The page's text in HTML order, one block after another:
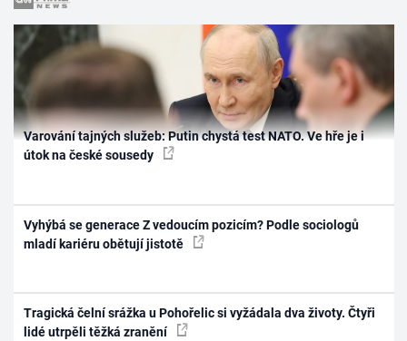
Varování tajných služeb: Putin chystá test NATO. Ve hře je i
útok na české sousedy
Vyhýbá se generace Z vedoucím pozicím? Podle sociologů
mladí kariéru obětují jistotě
Tragická čelní srážka u Pohořelic si vyžádala dva životy. Čtyři
lidé utrpěli těžká zranění